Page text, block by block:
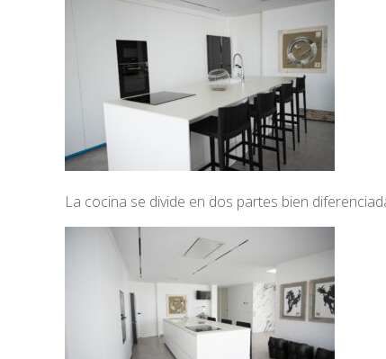
La cocina se divide en dos partes bien